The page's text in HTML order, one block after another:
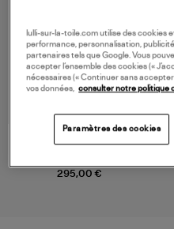
295,00 €
ANINE BING
lulli-sur-la-toile.com utilise des cookies
performance, personnalisation,
partenaires tels que Google. Vous
accepter l’ensemble des cookies («
nécessaires (« Continuer sans accepter
vos données, consulter notre politique
Paramètres des cookies